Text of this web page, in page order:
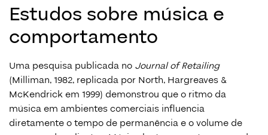
Estudos sobre música e
comportamento
Uma pesquisa publicada no Journal of Retailing
(Milliman, 1982, replicada por North, Hargreaves &
McKendrick em 1999) demonstrou que o ritmo da
música em ambientes comerciais influencia
diretamente o tempo de permanência e o volume de